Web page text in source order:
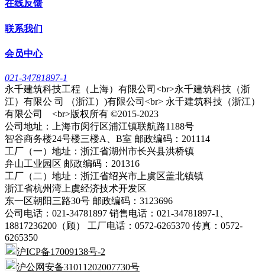
在线反馈
联系我们
会员中心
021-34781897-1
永千建筑科技工程（上海）有限公司<br>永千建筑科技（浙
江）有限公 司 （浙江）)有限公司<br> 永千建筑科技（浙江）
有限公司 <br>版权所有 ©2015-2023
公司地址：上海市闵行区浦江镇联航路1188号
智谷商务楼24号楼三楼A、B室 邮政编码：201114
工厂（一）地址：浙江省湖州市长兴县洪桥镇
弁山工业园区 邮政编码：201316
工厂（二）地址：浙江省绍兴市上虞区盖北镇镇
浙江省杭州湾上虞经济技术开发区
东一区朝阳三路30号 邮政编码：3123696
公司电话：021-34781897 销售电话：021-34781897-1、
18817236200（顾） 工厂电话：0572-6265370 传真：0572-
6265350
沪ICP备17009138号-2
沪公网安备31011202007730号